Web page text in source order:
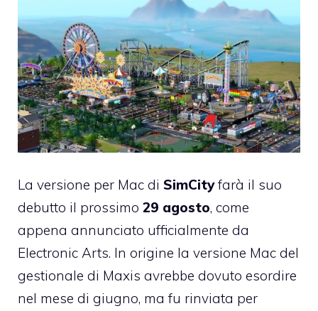
La versione per Mac di SimCityfarà il suo
debutto il prossimo 29 agosto, come
appena annunciato ufficialmente da
Electronic Arts. In origine la versione Mac del
gestionale di Maxis avrebbe dovuto esordire
nel mese di giugno, ma fu rinviata per